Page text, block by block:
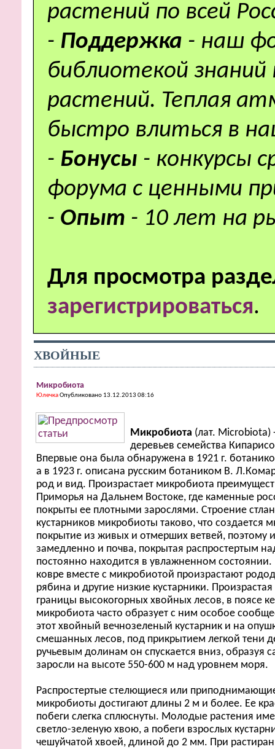
растений по всей
- Поддержка - наш
библиотекой
растений. Теплая
быстро влиться в
- Бонусы - конкурсы
форума с ценными
- Опыт - 10 лет на
Для просмотра
зарегистрироваться.
ХВОЙНЫЕ
Микробиота
ЮлечкаОпубликовано 13.12.2013 08:16
Микробиота (лат.
деревьев семейства
Впервые она была обнаружена в 1921 г.
а в 1923 г. описана русским ботаником В.
род и вид. Произрастает микробиота
Приморья на Дальнем Востоке, где каменные
покрыты ее плотными зарослями. Строение
кустарников микробиоты таково, что создается
покрытие из живых и отмерших ветвей, поэтому
замедленно и почва, покрытая распростертым
постоянно находится в увлажненном состоянии.
ковре вместе с микробиотой произрастают
рябина и другие низкие кустарники.
границы высокогорных хвойных лесов, в поясе
микробиота часто образует с ним особое
этот хвойный вечнозеленый кустарник и на
смешанных лесов, под прикрытием легкой тени
ручьевым долинам он спускается вниз, образуя
заросли на высоте 550-600 м над уровнем моря.
Распростертые стелющиеся или
микробиоты достигают длины 2 м и более. Ее
побеги слегка сплюснуты. Молодые растения
светло-зеленую хвою, а побеги взрослых
чешуйчатой хвоей, длиной до 2 мм. При